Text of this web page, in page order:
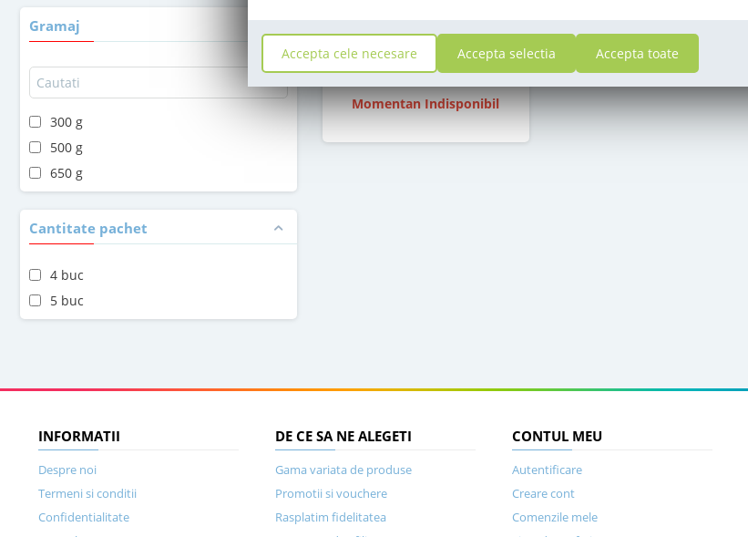
Gramaj
300 g
500 g
650 g
Cantitate pachet
4 buc
5 buc
42,00 Lei
Momentan Indisponibil
INFORMATII
Despre noi
Termeni si conditii
Confidentialitate
DE CE SA NE ALEGETI
Gama variata de produse
Promotii si vouchere
Rasplatim fidelitatea
CONTUL MEU
Autentificare
Creare cont
Comenzile mele
Accepta cele necesare Accepta selectia Accepta toate